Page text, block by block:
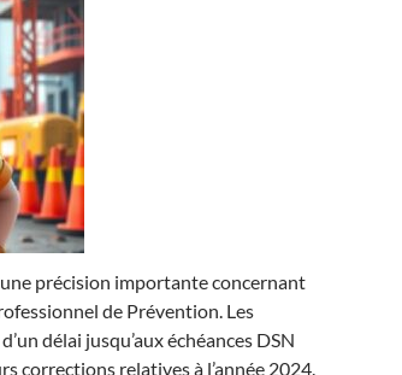
précision importante concernant
de Prévention. Les
délai jusqu’aux échéances DSN
corrections relatives à l’année 2024.